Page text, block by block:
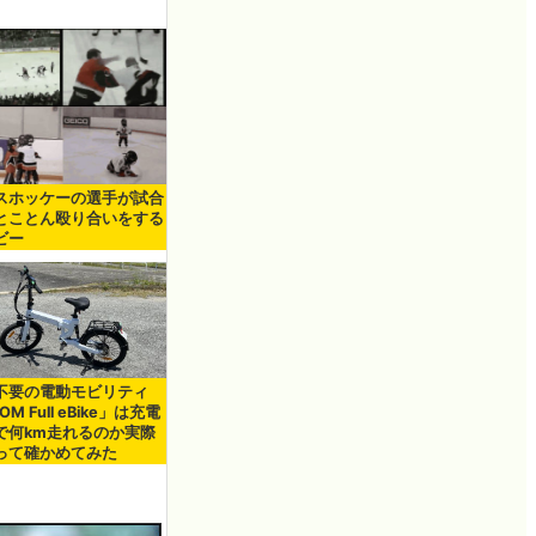
ホッケーの選手が試合
ことん殴り合いをする
ー
要の電動モビリティ
Full eBike」は充電
何km走れるのか実際
て確かめてみた